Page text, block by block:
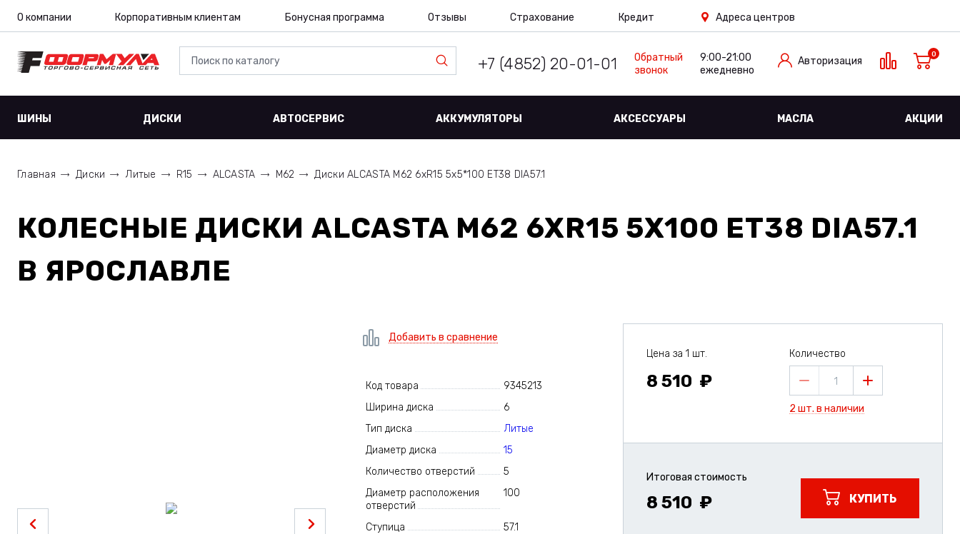
О компании Корпоративным клиентам Бонусная программа Отзывы Страхование Кредит Адреса центров
+7 (4852) 20-01-01
Обратный
звонок
9:00-21:00
ежедневно
Авторизация
0
ШИНЫ ДИСКИ АВТОСЕРВИС АККУМУЛЯТОРЫ АКСЕССУАРЫ МАСЛА АКЦИИ
Главная Диски Литые R15 ALCASTA M62 Диски ALCASTA M62 6xR15 5x5*100 ET38 DIA57.1
КОЛЕСНЫЕ ДИСКИ ALCASTA M62 6XR15 5X100 ET38 DIA57.1
В ЯРОСЛАВЛЕ
Добавить в сравнение
Код товара
9345213
Ширина диска
6
Тип диска
Литые
Диаметр диска
15
Количество отверстий
5
Диаметр расположения
отверстий
100
Ступица
57.1
Цена за 1 шт.
8 510
Количество
1
2 шт. в наличии
Итоговая стоимость
8 510 КУПИТЬ